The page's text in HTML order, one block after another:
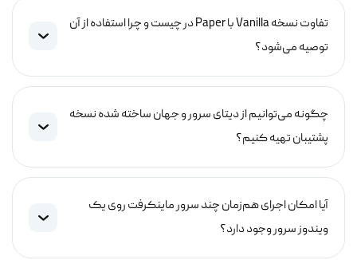
تفاوت نسخه Vanilla با Paper در چیست و چرا استفاده از آن
توصیه می‌شود؟
چگونه می‌توانیم از دیتای سرور و جهان ساخته شده نسخه
پشتیبان تهیه کنیم؟
آیا امکان اجرای هم‌زمان چند سرور ماینکرفت روی یک
ویندوز سرور وجود دارد؟